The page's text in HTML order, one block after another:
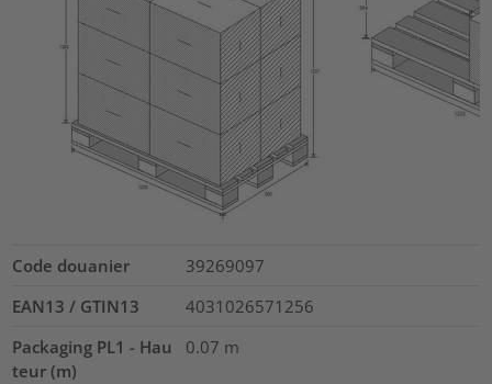
Code douanier
39269097
EAN13 / GTIN13
4031026571256
Packaging PL1 - Hau
teur (m)
0.07 m